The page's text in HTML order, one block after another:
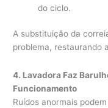
do ciclo.
A substituição da
problema, restaurando
4. Lavadora Faz
Funcionamento
Ruídos anormais